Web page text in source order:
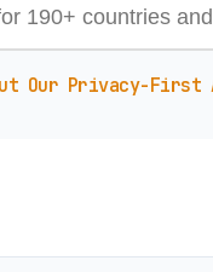
Our Privacy-First